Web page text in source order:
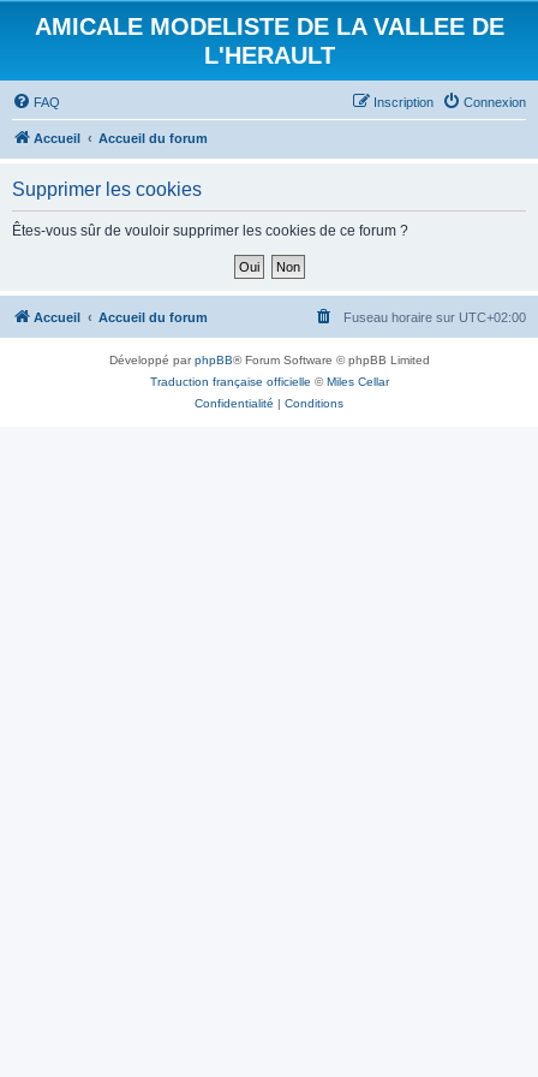
AMICALE MODELISTE DE LA VALLEE DE
L'HERAULT
FAQ Connexion
Inscription
Accueil Accueil du forum
Supprimer les cookies
Êtes-vous sûr de vouloir supprimer les cookies de ce forum ?
Accueil Accueil du forum Fuseau horaire sur UTC+02:00
Développé parphpBB® Forum Software © phpBB Limited
Traduction française officielle ©Miles Cellar
Confidentialité | Conditions